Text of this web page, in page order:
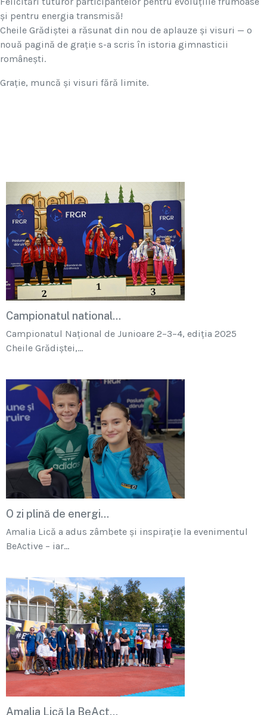
și pentru energia transmisă!
Cheile Grădiștei a răsunat din nou de aplauze și visuri — o
nouă pagină de grație s-a scris în istoria gimnasticii
românești.
Grație, muncă și visuri fără limite.
Campionatul national...
Campionatul Național de Junioare 2–3–4, ediția 2025
Cheile Grădiștei,...
O zi plină de energi...
Amalia Lică a adus zâmbete și inspirație la evenimentul
BeActive – iar...
Amalia Lică la BeAct...